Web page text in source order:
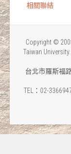
相關聯結
Copyright ©
Taiwan
台北市羅斯福路
TEL：02-